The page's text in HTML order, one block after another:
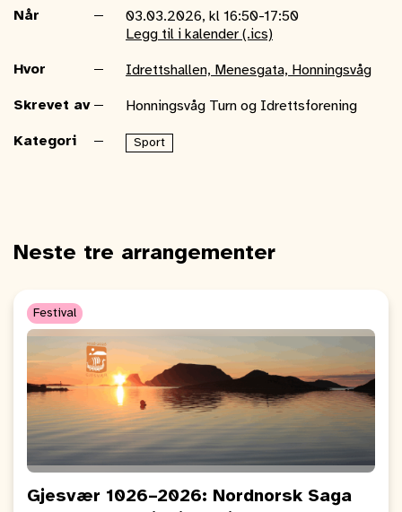
Når
03.03.2026, kl 16:50-17:50
Legg til i kalender (.ics)
Hvor Idrettshallen, Menesgata, Honningsvåg
Skrevet av Honningsvåg Turn og Idrettsforening
Kategori Sport
Neste tre arrangementer
Festival
Gjesvær 1026–2026: Nordnorsk Saga